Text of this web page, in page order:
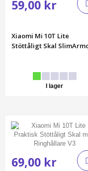
59,00 kr
Xiaomi Mi 10T Lite
Stöttåligt Skal
I lager
69,00 kr